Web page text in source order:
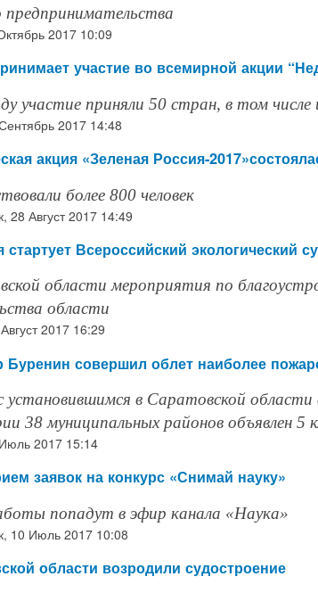
предпринимательства
2017 10:09
участие во всемирной акции
участие приняли 50 стран, в том
2017 14:48
акция «Зеленая Россия-
более 800 человек
28 Август 2017 14:49
стартует Всероссийский экологический
области мероприятия по
области
2017 16:29
Буренин совершил облет наиболее
установившимся в Саратовской
38 муниципальных районов объявлен 5
2017 15:14
заявок на конкурс «Снимай науку»
попадут в эфир канала «Наука»
10 Июль 2017 10:08
области возродили судостроение